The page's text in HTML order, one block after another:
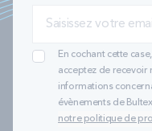
En cochant cette
acceptez de recevoir
informations
évènements de
notre politique de